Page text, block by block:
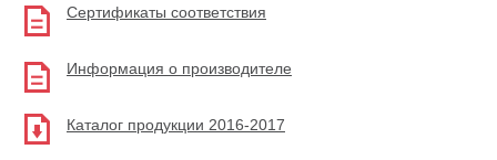
Сертификаты соответствия
Информация о производителе
Каталог продукции 2016-2017